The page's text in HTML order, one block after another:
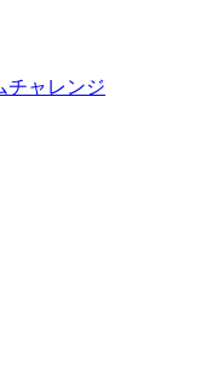
チャレンジ